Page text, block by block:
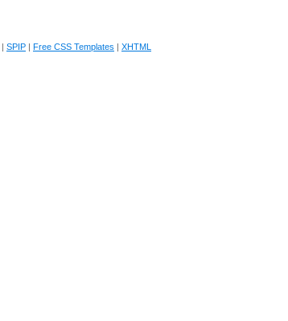
| SPIP | Free CSS Templates | XHTML